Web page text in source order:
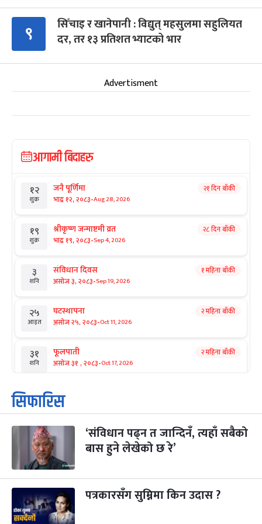
९
सिँचाइ र खानेपानी : विद्युत् महसुलमा सहुलियत
दर, तर १३ प्रतिशत भ्याटको भार
Advertisment
आगामी बिदाहरु
१२
शुक्र
जनै पूर्णिमा
भाद्र १२, २०८३-Aug 28, 2026
२१ दिन बाँकी
१९
शुक्र
श्रीकृष्ण जन्माष्टमी व्रत
भाद्र १९, २०८३-Sep 4, 2026
२८ दिन बाँकी
३
शनि
संविधान दिवस
असोज ३, २०८३-Sep 19, 2026
१ महिना बाँकी
२५
आइत
घटस्थापना
असोज २५, २०८३-Oct 11, 2026
२ महिना बाँकी
३१
शनि
फूलपाती
असोज ३१ , २०८३-Oct 17, 2026
२ महिना बाँकी
१
आइत
कार्तिक सङ्क्रान्ति
कार्तिक १, २०८३
३
मंगल
महानवमी
कार्तिक ३, २०८३-Oct 20, 2026
२ महिना बाँकी
४
बुध कार्तिक ४, २०८३ Oct 21, 2026
५ पापा‌ङ्कुशा एकादशी व्रत
सिफारिस
‘संविधान पढ्न त जान्दिनँ, त्यहाँ सबैको
बास हुने लेखेको छ रे’
पत्रकारसँग सुम्निमा किन उदास ?